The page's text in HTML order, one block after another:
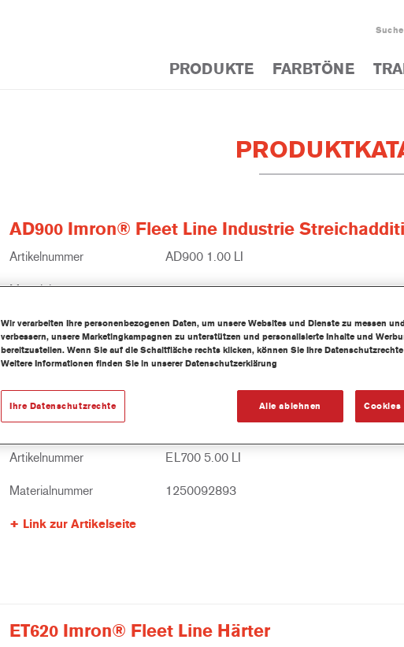
Suche
PRODUKTE FARBTÖNE
AD900 Imron® Fleet Line Industrie
Artikelnummer AD900 1.00 LI
Materialnummer 1250092897
Link zur Artikelseite
Artikelnummer EL700 5.00 LI
Materialnummer 1250092893
Link zur Artikelseite
ET620 Imron® Fleet Line Härter
Wir verarbeiten Ihre personenbezogenen Daten, um unsere Websites und Dienste zu messen
verbessern, unsere Marketingkampagnen zu unterstützen und personalisierte Inhalte und
bereitzustellen. Wenn Sie auf die Schaltfläche rechts klicken, können Sie Ihre
Weitere Informationen finden Sie in unserer Datenschutzerklärung
Alle ablehnen Cookies
Ihre Datenschutzrechte